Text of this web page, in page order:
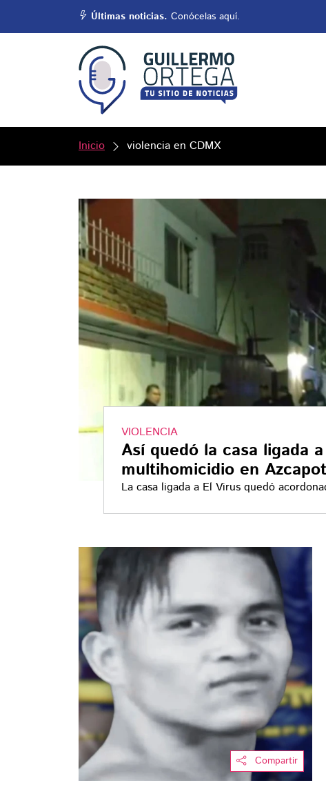
Últimas noticias. Conócelas aquí.
Inicio violencia en CDMX
VIOLENCIA
Así quedó la casa ligada
multihomicidio en
La casa ligada a El Virus quedó
Compartir